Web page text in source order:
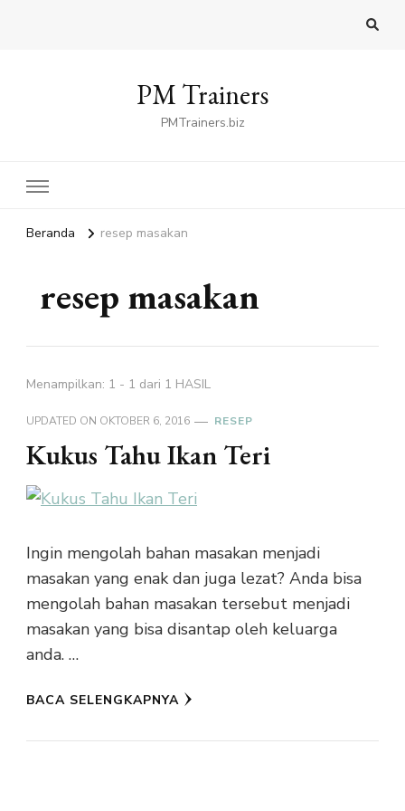
PM Trainers
PMTrainers.biz
Beranda resep masakan
resep masakan
Menampilkan: 1 - 1 dari 1 HASIL
UPDATED ON OKTOBER 6, 2016 RESEP
Kukus Tahu Ikan Teri
Ingin mengolah bahan masakan menjadi
masakan yang enak dan juga lezat? Anda bisa
mengolah bahan masakan tersebut menjadi
masakan yang bisa disantap oleh keluarga
anda. …
BACA SELENGKAPNYA